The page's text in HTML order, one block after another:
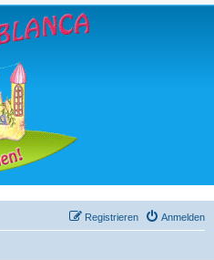
Anmelden
Registrieren